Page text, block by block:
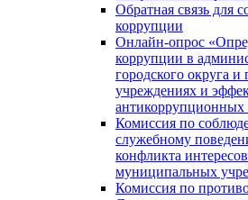
Обратная связь для
коррупции
Онлайн-опрос
коррупции в
городского округа
учреждениях и
антикоррупционных
Комиссия по
служебному
конфликта
муниципальных
Комиссия по